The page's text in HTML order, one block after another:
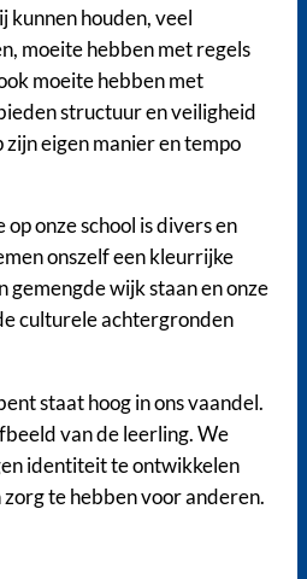
kunnen houden, veel
moeite hebben met regels
moeite hebben met
structuur en veiligheid
eigen manier en tempo
onze school is divers en
onszelf een kleurrijke
gemengde wijk staan en onze
culturele achtergronden
staat hoog in ons vaandel.
van de leerling. We
identiteit te ontwikkelen
te hebben voor anderen.